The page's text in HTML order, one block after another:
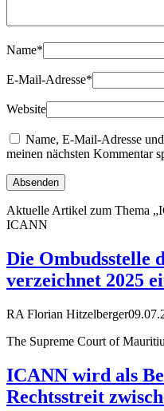
Name*
E-Mail-Adresse*
Website
Name, E-Mail-Adresse
meinen nächsten Kommentar
Aktuelle Artikel zum Thema
ICANN
Die Ombudsstelle
verzeichnet 2025
RA Florian Hitzelberger
The Supreme Court of
ICANN wird als
Rechtsstreit